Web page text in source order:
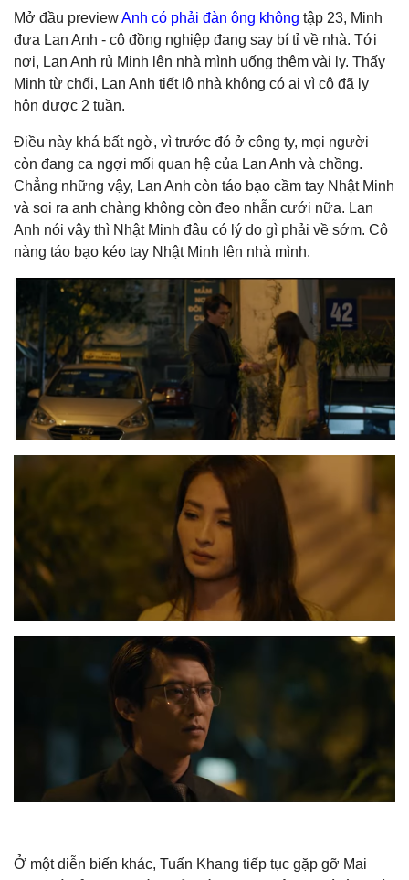
Mở đầu previewAnh có phải đàn ông không tập 23, Minh
đưa Lan Anh - cô đồng nghiệp đang say bí tỉ về nhà. Tới
nơi, Lan Anh rủ Minh lên nhà mình uống thêm vài ly. Thấy
Minh từ chối, Lan Anh tiết lộ nhà không có ai vì cô đã ly
hôn được 2 tuần.
Điều này khá bất ngờ, vì trước đó ở công ty, mọi người
còn đang ca ngợi mối quan hệ của Lan Anh và chồng.
Chẳng những vậy, Lan Anh còn táo bạo cầm tay Nhật Minh
và soi ra anh chàng không còn đeo nhẫn cưới nữa. Lan
Anh nói vậy thì Nhật Minh đâu có lý do gì phải về sớm. Cô
nàng táo bạo kéo tay Nhật Minh lên nhà mình.
Ở một diễn biến khác, Tuấn Khang tiếp tục gặp gỡ Mai